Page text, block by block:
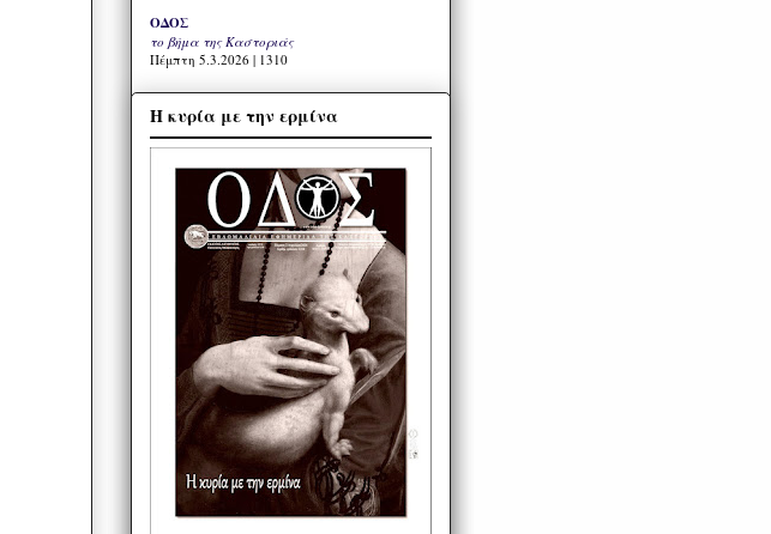
ΟΔΟΣ
το βήμα της Καστοριάς
Πέμπτη 5.3.2026 | 1310
Η κυρία με την ερμίνα